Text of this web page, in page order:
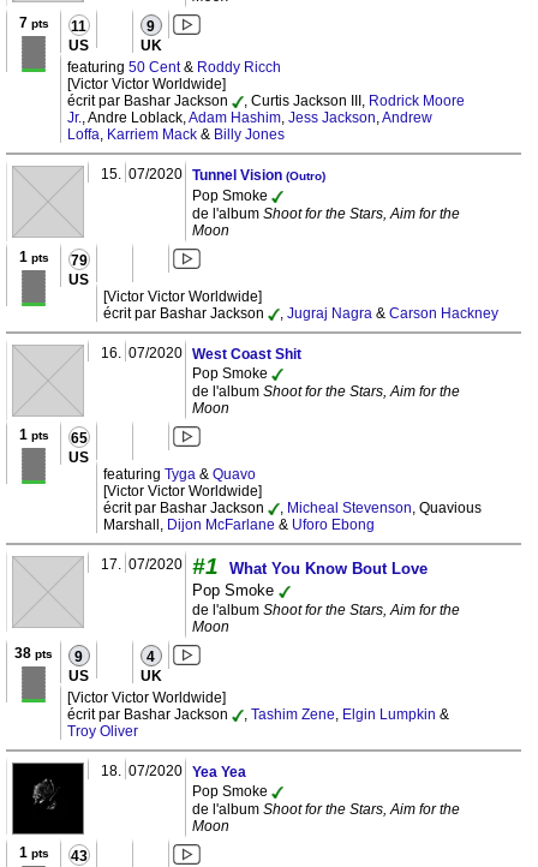
7 pts 11
US
9
UK
featuring 50 Cent& Roddy Ricch
[Victor Victor Worldwide]
écrit par Bashar Jackson
, Curtis Jackson III, Rodrick Moore
Jr., Andre Loblack,Adam Hashim, Jess Jackson,Andrew
Loffa, Karriem Mack & Billy Jones
15. 07/2020 Tunnel Vision (Outro)
Pop Smoke
de l'album Shoot for the Stars, Aim for the
Moon
1 pts 79
US
[Victor Victor Worldwide]
écrit par Bashar Jackson
, Jugraj Nagra & Carson Hackney
16. 07/2020 West Coast Shit
Pop Smoke
de l'album Shoot for the Stars, Aim for the
Moon
1 pts 65
US
featuring Tyga & Quavo
[Victor Victor Worldwide]
écrit par Bashar Jackson
, Micheal Stevenson, Quavious
Marshall, Dijon McFarlane & Uforo Ebong
17. 07/2020 #1
What You Know Bout Love
Pop Smoke
de l'album Shoot for the Stars, Aim for the
Moon
38 pts 9
US
4
UK
[Victor Victor Worldwide]
écrit par Bashar Jackson
, Tashim Zene, Elgin Lumpkin &
Troy Oliver
18. 07/2020 Yea Yea
Pop Smoke
de l'album Shoot for the Stars, Aim for the
Moon
1 pts 43